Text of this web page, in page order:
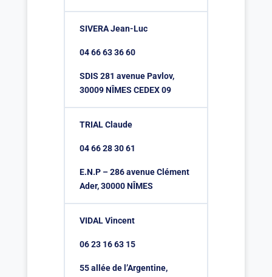
SIVERA Jean-Luc
04 66 63 36 60
SDIS 281 avenue Pavlov,
30009 NÎMES CEDEX 09
TRIAL Claude
04 66 28 30 61
E.N.P – 286 avenue Clément
Ader, 30000 NÎMES
VIDAL Vincent
06 23 16 63 15
55 allée de l’Argentine,